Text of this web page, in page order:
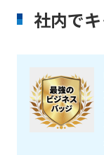
社内で